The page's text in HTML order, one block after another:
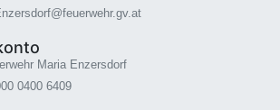
Maria Enzersdorf
0400 6409